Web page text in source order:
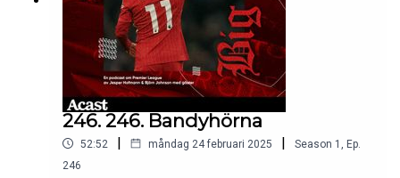
246. 246. Bandyhörna
52:52 | måndag 24 februari 2025 | Season 1
Ep.
246